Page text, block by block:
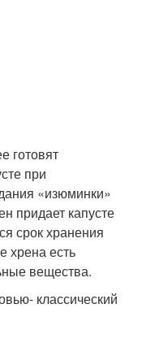
готовят
при
«изюминки»
придает капусте
срок хранения
хрена есть
вещества.
классический